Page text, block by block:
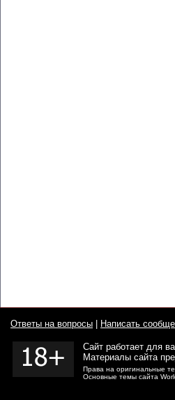
Ответы на вопросы Написать
Сайт работает для
Материалы сайта
Права на оригинальные
Основные темы сайта